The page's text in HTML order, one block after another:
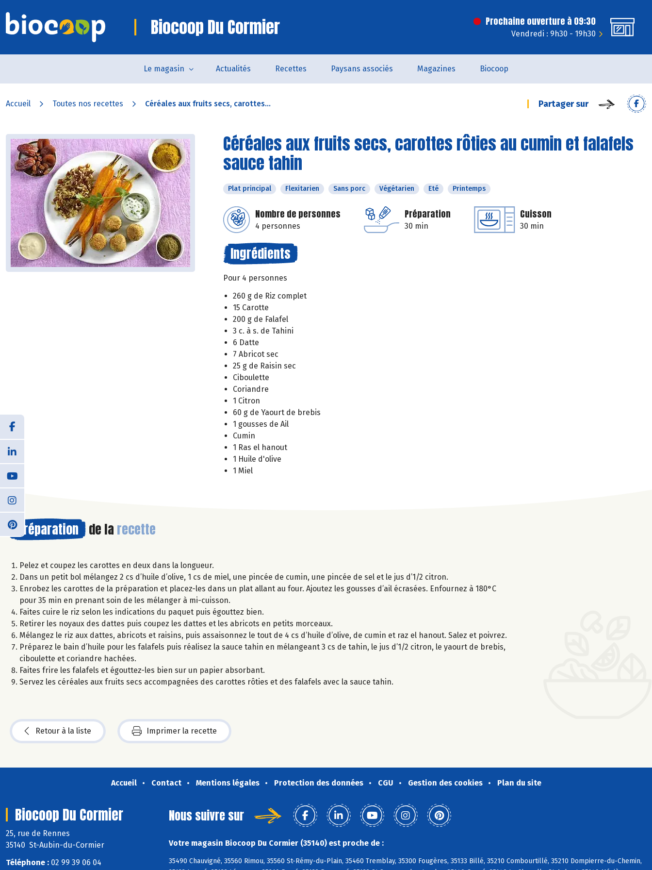
Biocoop Du Cormier Prochaine ouverture à 09:30
Vendredi : 9h30 - 19h30
Le magasin Actualités Recettes Paysans associés Magazines Biocoop
Accueil Toutes nos recettes Céréales aux fruits secs, carottes... Partager sur
Céréales aux fruits secs, carottes rôties au cumin et falafels
sauce tahin
Plat principal Flexitarien Sans porc Végétarien Eté Printemps
Nombre de personnes
4 personnes
Préparation
30 min
Cuisson
30 min
Ingrédients
Pour 4 personnes
260 g de Riz complet
15 Carotte
200 g de Falafel
3 c. à s. de Tahini
6 Datte
7 Abricot sec
25 g de Raisin sec
Ciboulette
Coriandre
1 Citron
60 g de Yaourt de brebis
1 gousses de Ail
Cumin
1 Ras el hanout
1 Huile d'olive
1 Miel
Préparation de la recette
Pelez et coupez les carottes en deux dans la longueur.
Dans un petit bol mélangez 2 cs d’huile d’olive, 1 cs de miel, une pincée de cumin, une pincée de sel et le jus d’1/2 citron.
Enrobez les carottes de la préparation et placez-les dans un plat allant au four. Ajoutez les gousses d’ail écrasées. Enfournez à 180°C
pour 35 min en prenant soin de les mélanger à mi-cuisson.
Faites cuire le riz selon les indications du paquet puis égouttez bien.
Retirer les noyaux des dattes puis coupez les dattes et les abricots en petits morceaux.
Mélangez le riz aux dattes, abricots et raisins, puis assaisonnez le tout de 4 cs d’huile d’olive, de cumin et raz el hanout. Salez et poivrez.
Préparez le bain d’huile pour les falafels puis réalisez la sauce tahin en mélangeant 3 cs de tahin, le jus d’1/2 citron, le yaourt de brebis,
ciboulette et coriandre hachées.
Faites frire les falafels et égouttez-les bien sur un papier absorbant.
Servez les céréales aux fruits secs accompagnées des carottes rôties et des falafels avec la sauce tahin.
Retour à la liste Imprimer la recette
Accueil Contact Mentions légales Protection des données CGU Gestion des cookies Plan du site
Biocoop Du Cormier
25, rue de Rennes
35140 St-Aubin-du-Cormier
Téléphone : 02 99 39 06 04
Nous suivre sur
Votre magasin Biocoop Du Cormier (35140) est proche de :
35490 Chauvigné, 35560 Rimou, 35560 St-Rémy-du-Plain, 35460 Tremblay, 35300 Fougères, 35133 Billé, 35210 Combourtillé, 35210 Dompierre-du-Chemin,